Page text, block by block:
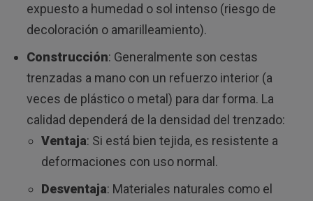
expuesto a humedad o sol intenso (riesgo de
decoloración o amarilleamiento).
Construcción: Generalmente son cestas
trenzadas a mano con un refuerzo interior (a
veces de plástico o metal) para dar forma. La
calidad dependerá de la densidad del trenzado:
Ventaja: Si está bien tejida, es resistente a
deformaciones con uso normal.
Desventaja: Materiales naturales como el